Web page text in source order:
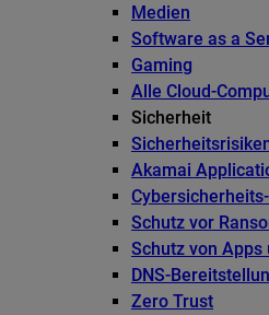
Medien
Software as a
Gaming
Alle Cloud-
Sicherheit
Akamai
Schutz vor
Schutz von Apps
DNS-
Zero Trust